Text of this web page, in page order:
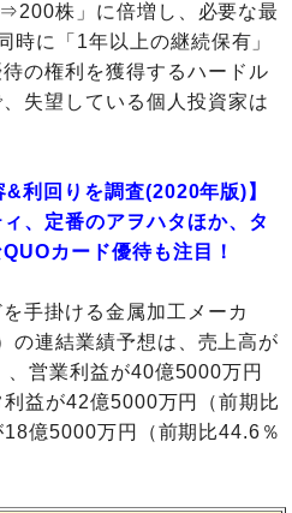
株」に倍増し、必要な最
時に「1年以上の継続保有」
の権利を獲得するハードル
失望している個人投資家は
&利回りを調査(2020年版)】
、定番のアヲハタほか、タ
カード優待も注目！
手掛ける金属加工メーカ
の連結業績予想は、売上高が
営業利益が40億5000万円
利益が42億5000万円（前期比
億5000万円（前期比44.6％